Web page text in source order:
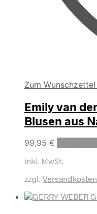
Zum
Emily van
Blusen aus
99,95 €
inkl. MwSt.
zzgl. Versandkosten